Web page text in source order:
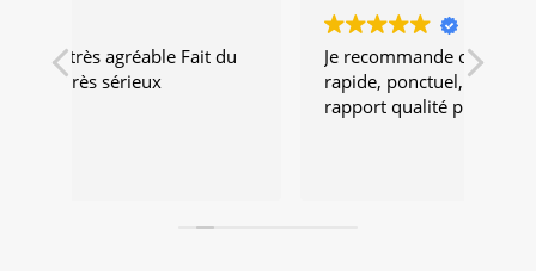
Je recommande cette artisan travaille
rapide, ponctuel, et très minutieux,
rapport qualité prix très corrects